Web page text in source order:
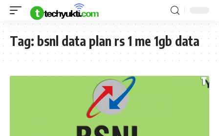
Tag: bsnl data plan rs 1 me 1gb data